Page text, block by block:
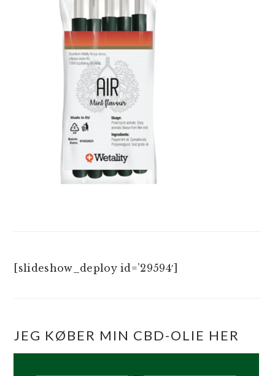
[slideshow_deploy id=’29594′]
JEG KØBER MIN CBD-OLIE HER